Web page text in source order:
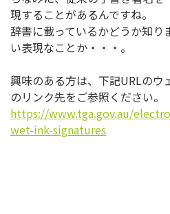
現することがあるんですね。
辞書に載っているかどうか知り
い表現なことか・・・。
興味のある方は、下記URLのウ
のリンク先をご参照ください。
https://www.tga.gov.au/
wet-ink-signatures